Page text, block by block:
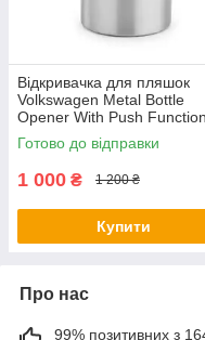
Відкривачка для пляшок
Volkswagen Metal Bottle
Opener With Push Function
NM, артикул
000087703LTJKA
Готово до відправки
1 000 ₴ 1 200 ₴
Купити
Про нас
99% позитивних з 164